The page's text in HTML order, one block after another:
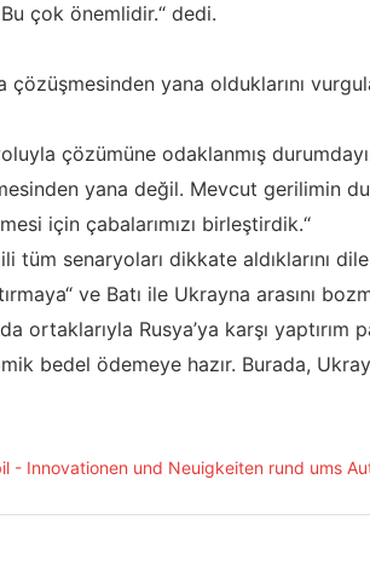
çok önemlidir.“ dedi.
yana olduklarını
çözümüne odaklanmış
yana değil. Mevcut gerilimin
için çabalarımızı birleştirdik.“
senaryoları dikkate aldıklarını dile
ve Batı ile Ukrayna arasını
ortaklarıyla Rusya’ya karşı yaptırım
bedel ödemeye hazır. Burada,